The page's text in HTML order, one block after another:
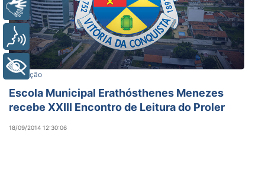
Educação
Escola Municipal Erathósthenes Menezes
recebe XXIII Encontro de Leitura do Proler
18/09/2014 12:30:06
Libras
Voz
+ Acessibilidade